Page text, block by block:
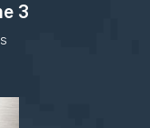
3